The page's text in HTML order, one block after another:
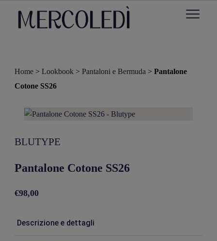
Home > Lookbook > Pantaloni e Bermuda > Pantalone
Cotone SS26
BLUTYPE
Pantalone Cotone SS26
€98,00
Descrizione e dettagli